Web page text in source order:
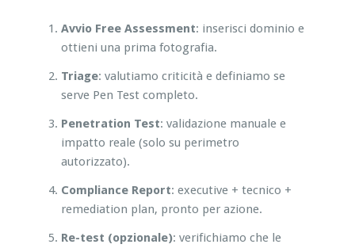
Avvio Free Assessment: inserisci dominio e
ottieni una prima fotografia.
Triage: valutiamo criticità e definiamo se
serve Pen Test completo.
Penetration Test: validazione manuale e
impatto reale (solo su perimetro
autorizzato).
Compliance Report: executive + tecnico +
remediation plan, pronto per azione.
Re-test (opzionale): verifichiamo che le